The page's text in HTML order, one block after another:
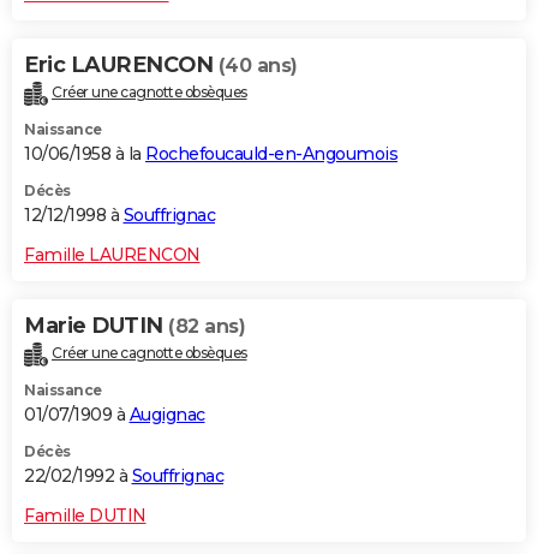
Eric LAURENCON (40 ans)
Créer une cagnotte obsèques
Naissance
10/06/1958 à la Rochefoucauld-en-Angoumois
Décès
12/12/1998 à Souffrignac
Famille LAURENCON
Marie DUTIN (82 ans)
Créer une cagnotte obsèques
Naissance
01/07/1909 à Augignac
Décès
22/02/1992 à Souffrignac
Famille DUTIN